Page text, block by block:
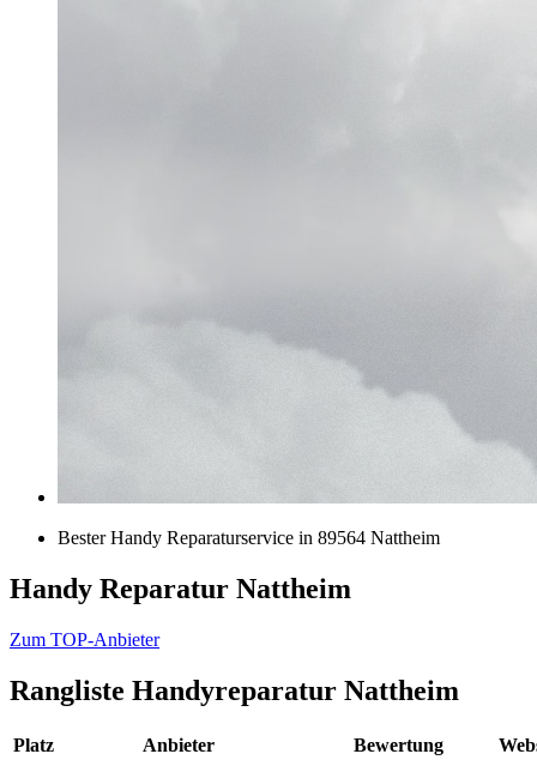
Bester Handy Reparaturservice in 89564 Nattheim
Handy Reparatur Nattheim
Zum TOP-Anbieter
Rangliste Handyreparatur Nattheim
Platz Anbieter Bewertung